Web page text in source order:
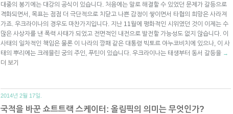
대중의 봉기에는 대강의 공식이 있습니다. 처음에는 말로 해결할 수 있었던 문제가 갈등으로
격화되면서, 목표는 점점 더 극단적으로 치닫고 나쁜 감정이 쌓이면서 타협의 희망은 사라져
가죠. 우크라이나의 경우도 마찬가지입니다. 지난 11월에 평화적인 시위였던 것이 이제는 수
많은 사상자를 낸 폭력 사태가 되었고 전면적인 내전으로 발전할 가능성도 없지 않습니다. 이
사태의 일차적인 책임은 물론 이 나라의 깡패 같은 대통령 빅토르 야누코비치에 있으나, 이 사
태의 뿌리에는 크레믈린 궁의 주인, 푸틴이 있습니다. 우크라이나는 태생부터 동서 갈등을 →
더 보기
2014년 2월 17일.
국적을 바꾼 쇼트트랙 스케이터: 올림픽의 의미는 무엇인가?